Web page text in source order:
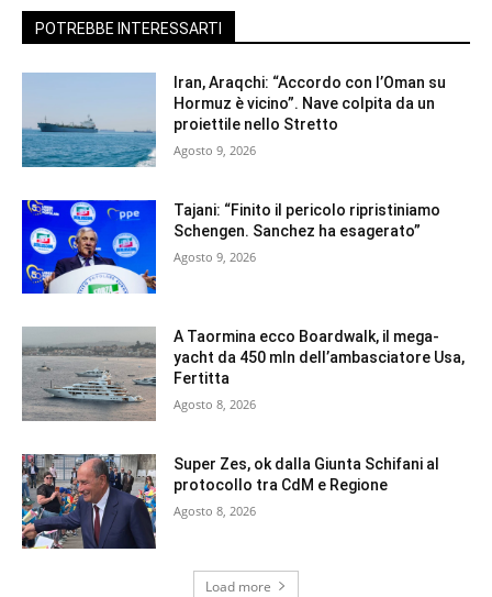
POTREBBE INTERESSARTI
Iran, Araqchi: “Accordo con l’Oman su
Hormuz è vicino”. Nave colpita da un
proiettile nello Stretto
Agosto 9, 2026
Tajani: “Finito il pericolo ripristiniamo
Schengen. Sanchez ha esagerato”
Agosto 9, 2026
A Taormina ecco Boardwalk, il mega-
yacht da 450 mln dell’ambasciatore Usa,
Fertitta
Agosto 8, 2026
Super Zes, ok dalla Giunta Schifani al
protocollo tra CdM e Regione
Agosto 8, 2026
Load more